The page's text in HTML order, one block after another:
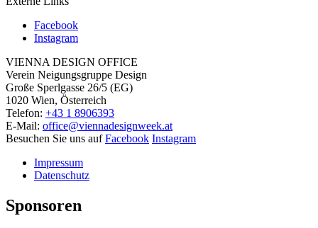
Facebook
Instagram
VIENNA DESIGN OFFICE
Verein Neigungsgruppe Design
Große Sperlgasse 26/5 (EG)
1020 Wien, Österreich
Telefon: +43 1 8906393
E-Mail: office@viennadesignweek.at
Besuchen Sie uns aufFacebook Instagram
Impressum
Datenschutz
Sponsoren